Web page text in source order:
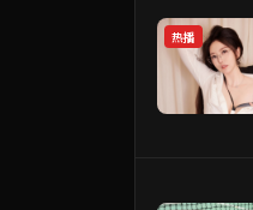
热播